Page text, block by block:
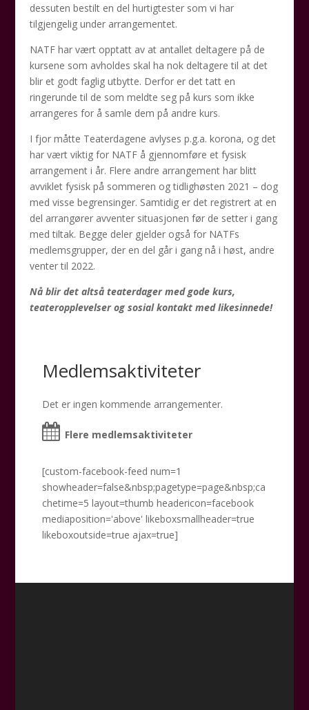
dessuten bestilt en del hurtigtester som vi har
tilgjengelig under arrangementet.
NATF har vært opptatt av at antallet deltagere på de
kursene som avholdes skal ha nok deltagere til at det
blir et godt faglig utbytte. Derfor er det tatt en
ringerunde til de som meldte seg på kurs som ikke
arrangeres for å samle dem på andre kurs.
I fjor måtte Teaterdagene avlyses p.g.a. korona, og det
har vært viktig for NATF å gjennomføre et fysisk
arrangement i år. Flere andre arrangement har blitt
avviklet fysisk på sommeren og tidlighøsten 2021 – dog
med visse begrensinger. Samtidig er det registrert at en
del arrangører avventer situasjonen før de setter i gang
med tiltak. Begge deler gjelder også for NATFs
medlemsgrupper, der en del går i gang nå i høst, andre
venter til 2022.
Nå blir det altså teaterdager med gode kurs,
teateropplevelser og sosial kontakt med likesinnede!
Medlemsaktiviteter
Det er ingen kommende arrangementer.
Flere medlemsaktiviteter
[custom-facebook-feed num=1
showheader=false&nbsp;pagetype=page&nbsp;ca
chetime=5 layout=thumb headericon=facebook
mediaposition='above' likeboxsmallheader=true
likeboxoutside=true ajax=true]